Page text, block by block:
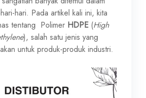
hari. Pada artikel kali ini, kita
tentang Polimer HDPE (High
), salah satu jenis yang
untuk produk-produk industri.